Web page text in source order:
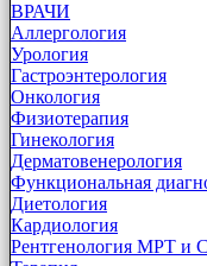
ВРАЧИ
Аллергология
Урология
Гастроэнтерология
Онкология
Физиотерапия
Гинекология
Дерматовенерология
Функциональная
Диетология
Кардиология
Рентгенология МРТ и